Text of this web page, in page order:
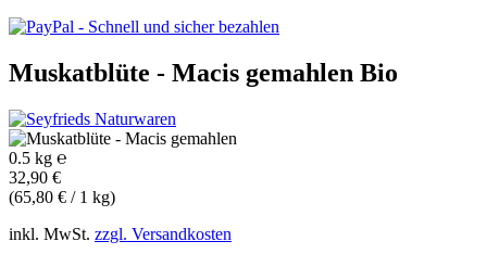
Muskatblüte - Macis gemahlen Bio
0.5 kg ℮
32,90 €
(65,80 € / 1 kg)
inkl. MwSt. zzgl. Versandkosten